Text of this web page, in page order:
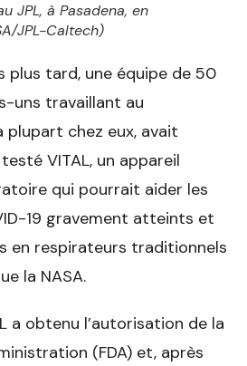
JPL, à Pasadena, en
JPL-Caltech)
plus tard, une équipe de 50
uns travaillant au
plupart chez eux, avait
VITAL, un appareil
qui pourrait aider les
19 gravement atteints et
en respirateurs traditionnels
la NASA.
a obtenu l’autorisation de la
(FDA) et, après